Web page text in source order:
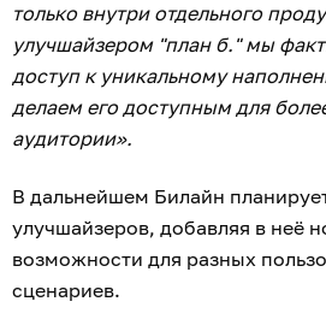
только внутри отдельного
улучшайзером "план б." мы
доступ к уникальному
делаем его доступным для
аудитории».
В дальнейшем Билайн
улучшайзеров, добавляя в неё
возможности для разных
сценариев.